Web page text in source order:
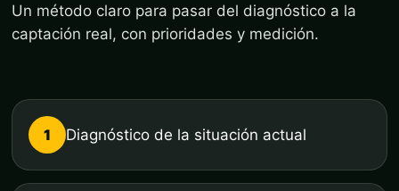
Un método claro para pasar del diagnóstico a la
captación real, con prioridades y medición.
1 Diagnóstico de la situación actual